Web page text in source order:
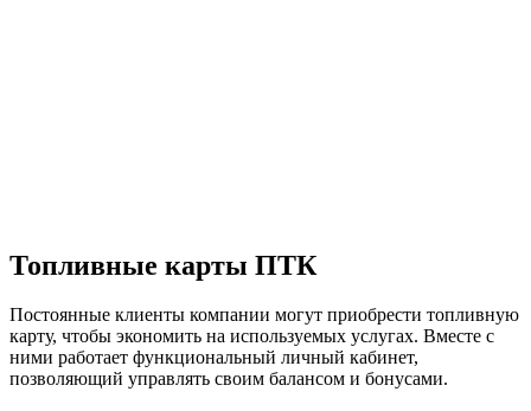
Топливные карты ПТК
Постоянные клиенты компании могут приобрести топливную
карту, чтобы экономить на используемых услугах. Вместе с
ними работает функциональный личный кабинет,
позволяющий управлять своим балансом и бонусами.